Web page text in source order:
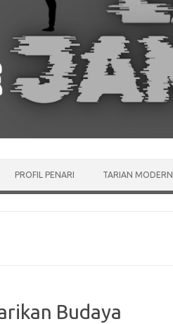
PROFIL PENARI TARIAN MODERN
Budaya